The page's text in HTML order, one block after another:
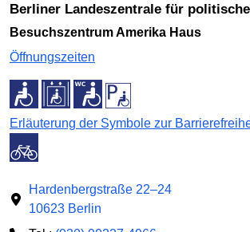
Berliner Landeszentrale für
Besuchszentrum Amerika Haus
Öffnungszeiten
Erläuterung der Symbole zur
Hardenbergstraße 22–24
10623 Berlin